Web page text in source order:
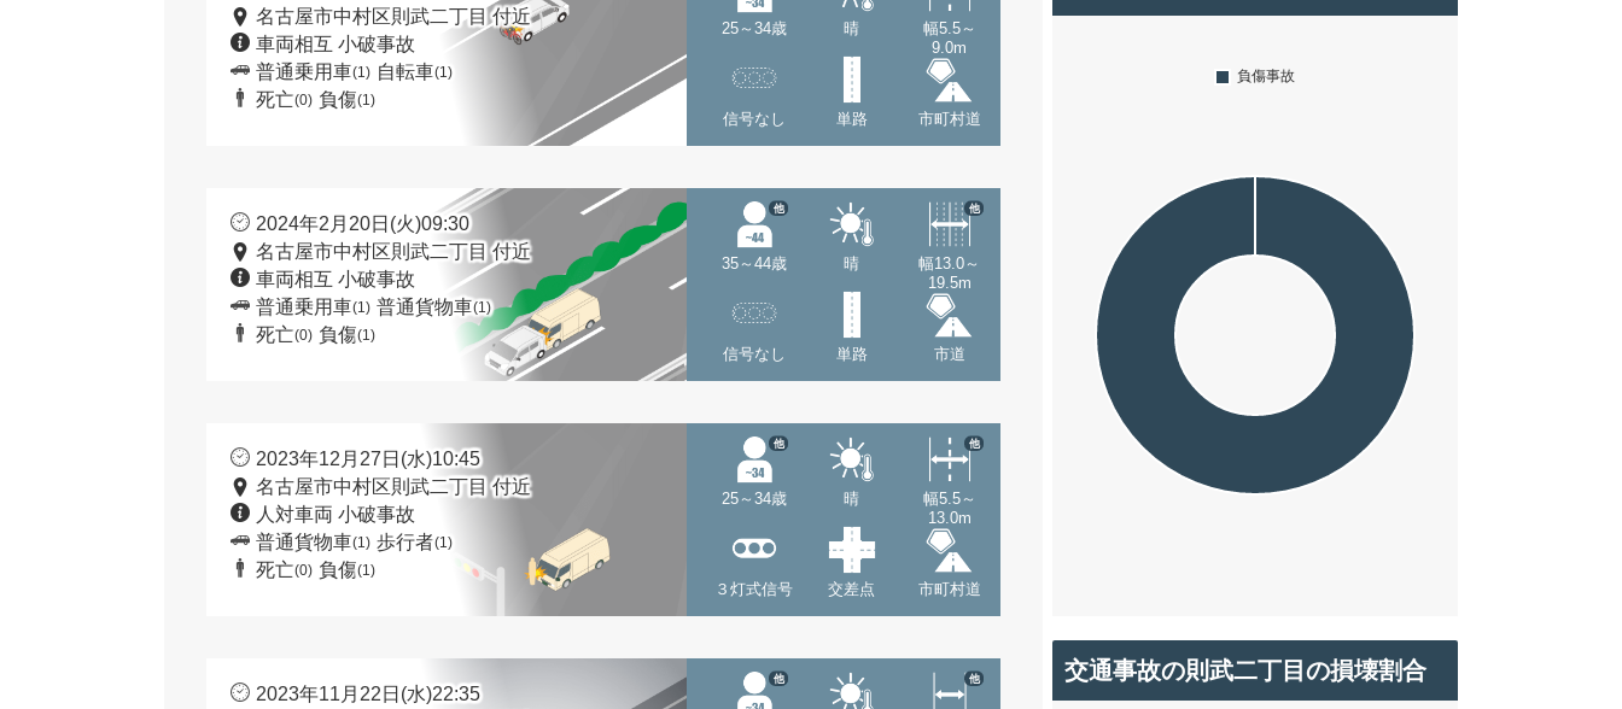
名古屋市中村区則武二丁目 付近
車両相互 小破事故
普通乗用車(1) 自転車(1)
死亡(0) 負傷(1)
25～34歳 晴
幅5.5～
9.0m
信号なし 単路 市町村道
2024年2月20日(火)09:30
名古屋市中村区則武二丁目 付近
車両相互 小破事故
普通乗用車(1) 普通貨物車(1)
死亡(0) 負傷(1)
35～44歳
他
晴
幅13.0～
19.5m
他
信号なし 単路 市道
2023年12月27日(水)10:45
名古屋市中村区則武二丁目 付近
人対車両 小破事故
普通貨物車(1) 歩行者(1)
死亡(0) 負傷(1)
25～34歳
他
晴
幅5.5～
13.0m
他
３灯式信号 交差点 市町村道
2023年11月22日(水)22:35
他 他 交通事故の則武二丁目の損壊割合